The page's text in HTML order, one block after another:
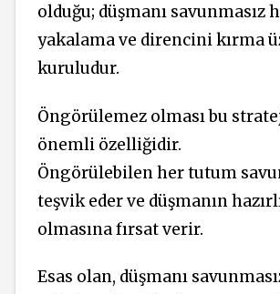
olduğu; düşmanı savunmasız
yakalama ve direncini kırma
kuruludur.
Öngörülemez olması bu
önemli özelliğidir.
Öngörülebilen her tutum
teşvik eder ve düşmanın
olmasına fırsat verir.
Esas olan, düşmanı